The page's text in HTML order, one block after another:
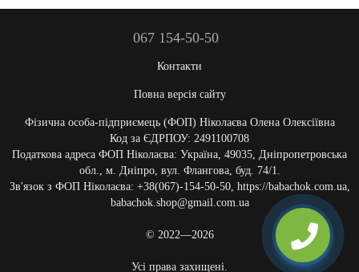
067 154-50-50
Контакти
Повна версія сайту
Фізична особа-підприємець (ФОП) Ніколаєва Олена Олексіївна
Код за ЄДРПОУ: 2491100708
Податкова адреса ФОП Ніколаєва: Україна, 49035, Дніпропетровська
обл., м. Дніпро, вул. Флангова, буд. 74/1.
Зв'язок з ФОП Ніколаєва: +38(067)-154-50-50, https://babachok.com.ua,
babachok.shop@gmail.com.ua
© 2022—2026
Усі права захищені.